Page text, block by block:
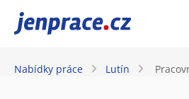
JenPráce.cz
Nabídky práce Lutín